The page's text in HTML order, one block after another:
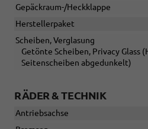
Gepäckraum-/Heckklappe
Herstellerpaket
Scheiben, Verglasung
Getönte Scheiben, Privacy Glass
Seitenscheiben abgedunkelt)
RÄDER & TECHNIK
Antriebsachse